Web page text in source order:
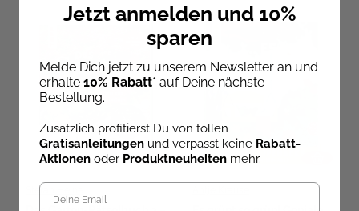
Stefan Heine
Jetzt anmelden und 10%
sparen
Melde Dich jetzt zu unserem Newsletter an und
erhalte 10% Rabatt* auf Deine nächste
Bestellung.
Zusätzlich profitierst Du von tollen
Gratisanleitungen und verpasst keine Rabatt-
Aktionen oder Produktneuheiten mehr.